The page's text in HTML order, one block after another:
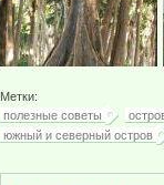
Метки:
полезные советы
южный и северный остров